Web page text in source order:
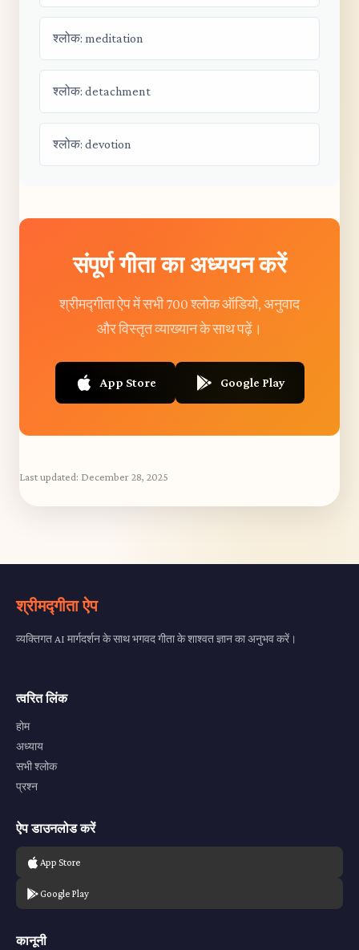
श्लोक: meditation
श्लोक: detachment
श्लोक: devotion
संपूर्ण गीता का अध्ययन करें
श्रीमद्गीता ऐप में सभी 700 श्लोक ऑडियो, अनुवाद
और विस्तृत व्याख्यान के साथ पढ़ें।
App Store Google Play
Last updated: December 28, 2025
श्रीमद्गीता ऐप
व्यक्तिगत AI मार्गदर्शन के साथ भगवद गीता के शाश्वत ज्ञान का अनुभव करें।
त्वरित लिंक
होम
अध्याय
सभी श्लोक
प्रश्न
ऐप डाउनलोड करें
App Store
Google Play
कानूनी